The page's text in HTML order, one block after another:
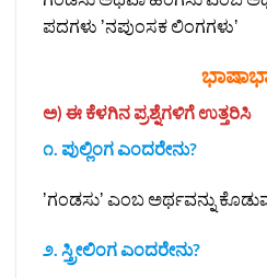
ಪದಗಳು ʼನಪುಂಸಕ ಲಿಂಗಗಳುʼ
ಅ) ಈ ಕೆಳಗಿನ ಪ್ರಶ್ನೆಗಳಿಗೆ ಉತ್ತರಿಸಿ
೧. ಪುಲ್ಲಿಂಗ ಎಂದರೇನು?
ʼಗಂಡಸುʼ ಎಂಬ ಅರ್ಥವನ್ನು
೨. ಸ್ತ್ರೀಲಿಂಗ ಎಂದರೇನು?